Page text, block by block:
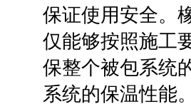
保证使用安全。
仅能够按照施工
保整个被包系统
系统的保温性能